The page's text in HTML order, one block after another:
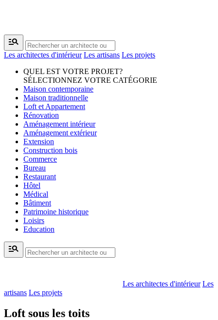
manage_search
Les architectes d'intérieur Les artisans Les projets
QUEL EST VOTRE PROJET?
SÉLECTIONNEZ VOTRE CATÉGORIE
Maison contemporaine
Maison traditionnelle
Loft et Appartement
Rénovation
Aménagement intérieur
Aménagement extérieur
Extension
Construction bois
Commerce
Bureau
Restaurant
Hôtel
Médical
Bâtiment
Patrimoine historique
Loisirs
Education
manage_search
Les architectes d'intérieur Les
artisans Les projets
Loft sous les toits